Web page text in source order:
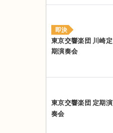
即決
東京交響楽団 川崎定
期演奏会
東京交響楽団 定期演
奏会